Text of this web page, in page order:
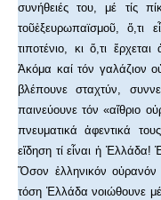
συνήθειές του, μέ τίς
τοῦἐξευρωπαϊσμοῦ, ὅ,τι
τιποτένιο, κι ὅ,τι
Ἀκόμα καί τόν γαλάζιον
βλέπουνε σταχτύν,
παινεύουνε τόν «αἴθριο
πνευματικά ἀφεντικά
εἴδηση τί εἶναι ἡ
Ὅσον ἑλληνικόν
τόση Ἑλλάδα νοιώθουνε